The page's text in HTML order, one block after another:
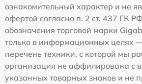
ознакомительный характер и не
офертой согласно п. 2 ст. 437 ГК
обозначения торговой марки
только в информационных целях
перечень техники, с которой мы
организация не аффилирована с
указанных товарных знаков и не